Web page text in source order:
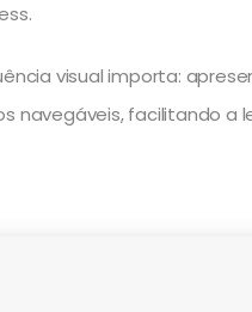
visual importa:
navegáveis, facilitando